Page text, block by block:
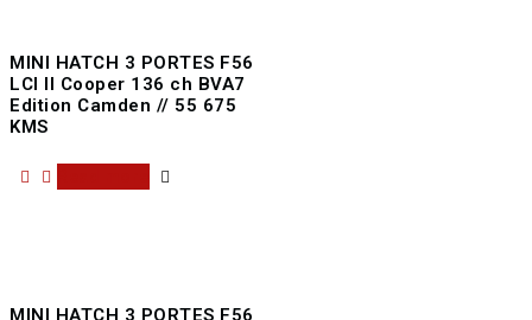
MINI HATCH 3 PORTES F56
LCI II Cooper 136 ch BVA7
Edition Camden // 55 675
KMS
MINI HATCH 3 PORTES F56